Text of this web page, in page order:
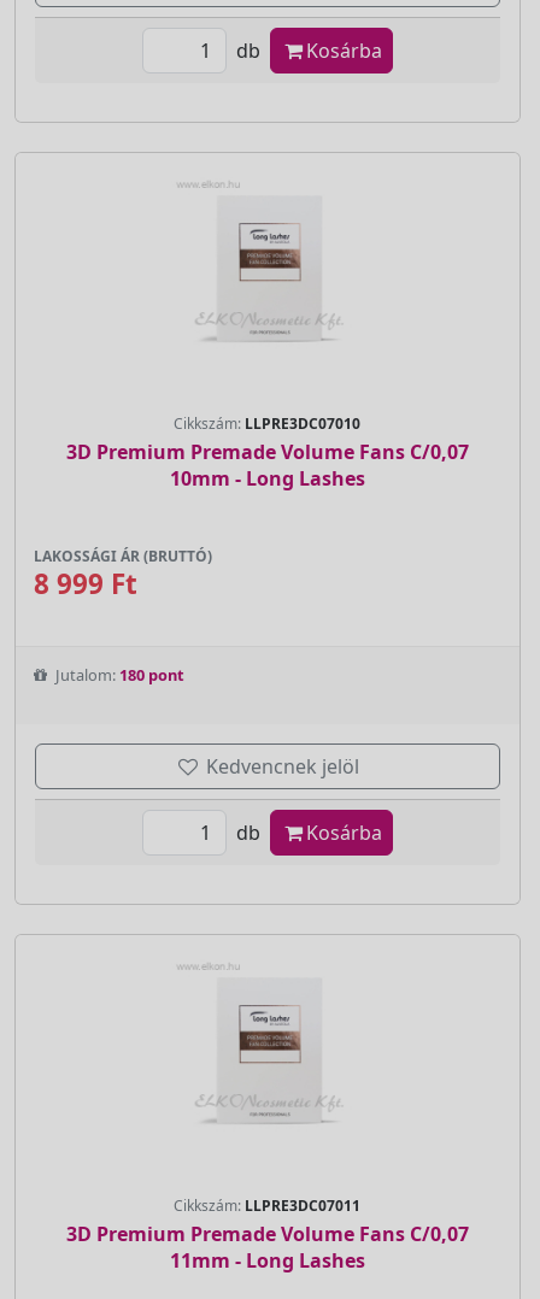
db Kosárba
Cikkszám: LLPRE3DC07010
3D Premium Premade Volume Fans C/0,07
10mm - Long Lashes
LAKOSSÁGI ÁR (BRUTTÓ)
8 999 Ft
Jutalom: 180 pont
Kedvencnek jelöl
db Kosárba
Cikkszám: LLPRE3DC07011
3D Premium Premade Volume Fans C/0,07
11mm - Long Lashes